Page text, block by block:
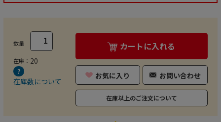
数量
在庫： 20
在庫数について
カートに入れる
お気に入り お問い合わせ
在庫以上のご注文について